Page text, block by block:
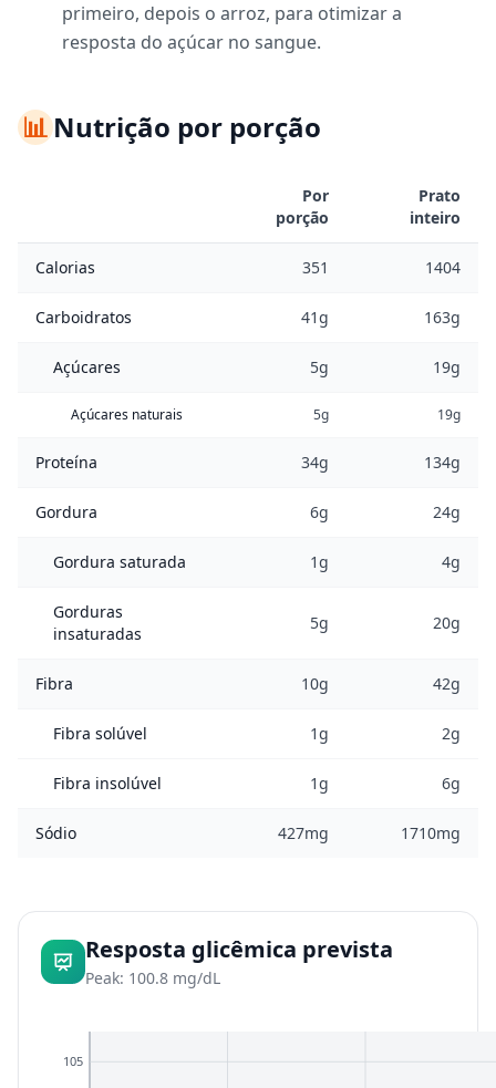
primeiro, depois o arroz, para otimizar a
resposta do açúcar no sangue.
📊Nutrição por porção
Por
porção
Prato
inteiro
Calorias 351 1404
Carboidratos 41g 163g
Açúcares 5g 19g
Açúcares naturais 5g 19g
Proteína 34g 134g
Gordura 6g 24g
Gordura saturada 1g 4g
Gorduras
insaturadas
5g 20g
Fibra 10g 42g
Fibra solúvel 1g 2g
Fibra insolúvel 1g 6g
Sódio 427mg 1710mg
Resposta glicêmica prevista
Peak: 100.8 mg/dL
105